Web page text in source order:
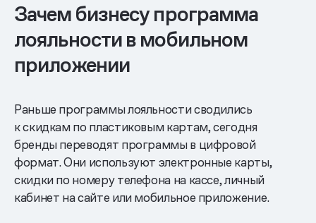
Зачем бизнесу программа
лояльности в мобильном
приложении
Раньше программы лояльности сводились
к скидкам по пластиковым картам, сегодня
бренды переводят программы в цифровой
формат. Они используют электронные карты,
скидки по номеру телефона на кассе, личный
кабинет на сайте или мобильное приложение.